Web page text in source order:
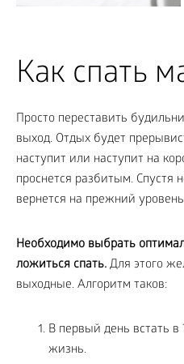
Как спать
Просто переставить
выход. Отдых будет
наступит или наступит на
проснется разбитым. Спустя
вернется на прежний
Необходимо выбрать
ложиться спать. Для этого
выходные. Алгоритм таков:
В первый день встать
жизнь.